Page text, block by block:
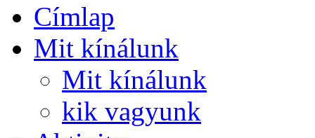
Címlap
Mit kínálunk
Mit kínálunk
kik vagyunk